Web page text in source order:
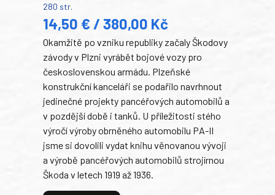
280 str.
14,50 € / 380,00 Kč
Okamžitě po vzniku republiky začaly Škodovy
závody v Plzni vyrábět bojové vozy pro
československou armádu. Plzeňské
konstrukční kanceláři se podařilo navrhnout
jedinečné projekty pancéřových automobilů a
v pozdější době i tanků. U příležitosti stého
výročí výroby obrněného automobilu PA-II
jsme si dovolili vydat knihu věnovanou vývoji
a výrobě pancéřových automobilů strojírnou
Škoda v letech 1919 až 1936.